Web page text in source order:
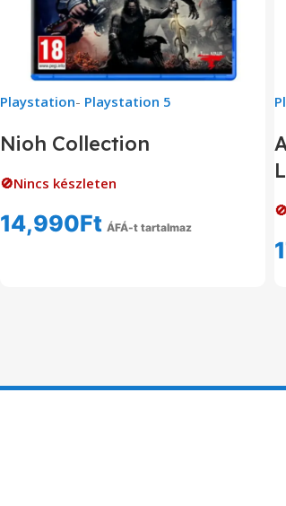
Playstation- Playstation 5
Nioh Collection
🚫Nincs készleten
14,990Ft ÁFÁ-t tartalmaz